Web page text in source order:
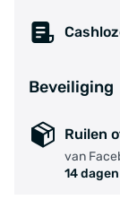
Beveiliging
Ruilen
van
14 dagen